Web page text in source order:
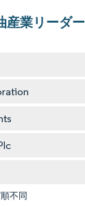
産業リーダー
不同